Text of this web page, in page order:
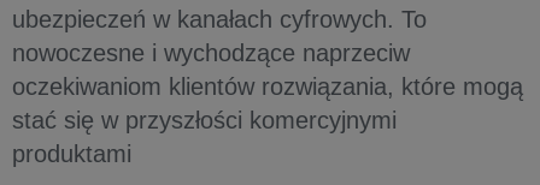
ubezpieczeń w kanałach cyfrowych. To
nowoczesne i wychodzące naprzeciw
oczekiwaniom klientów rozwiązania, które mogą
stać się w przyszłości komercyjnymi
produktami